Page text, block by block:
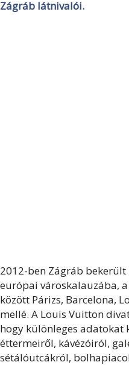
Zágráb látnivalói.
2012-ben Zágráb
európai városkalauzába,
között Párizs, Barcelona,
mellé. A Louis Vuitton
hogy különleges adatokat
éttermeiről, kávézóiról,
sétálóutcákról,